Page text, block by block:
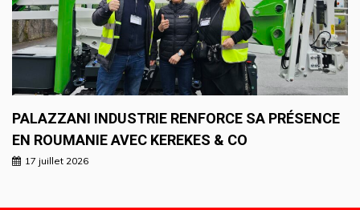
PALAZZANI INDUSTRIE RENFORCE SA PRÉSENCE
EN ROUMANIE AVEC KEREKES & CO
17 juillet 2026